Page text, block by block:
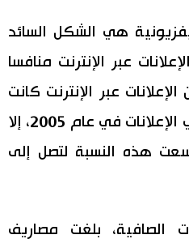
هي الشكل السائد
عبر الإنترنت منافسا
عبر الإنترنت كانت
تمثل 5.5% فقط من إجمالي الإعلانات في عام 2005، إلا
عام 2018 توسعت هذه النسبة لتصل إلى
الصافية، بلغت مصاريف